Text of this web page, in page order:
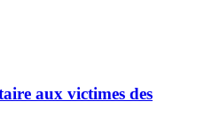
aux victimes des